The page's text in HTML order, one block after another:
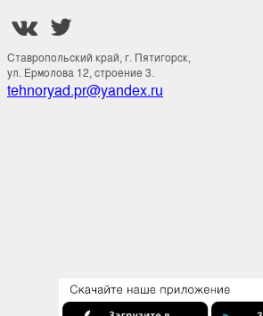
 
Ставропольский край, г. Пятигорск,
ул. Ермолова 12, строение 3.
tehnoryad.pr@yandex.ru